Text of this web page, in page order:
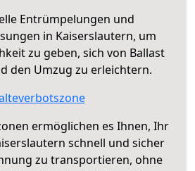
Entrümpelungen und
in Kaiserslautern, um
zu geben, sich von Ballast
den Umzug zu erleichtern.
ermöglichen es Ihnen, Ihr
schnell und sicher
zu transportieren, ohne